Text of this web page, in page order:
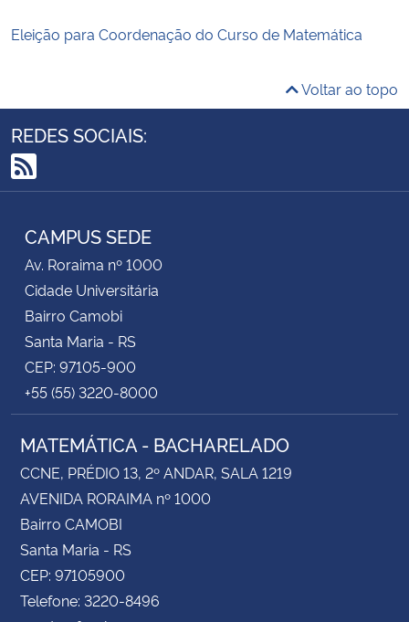
Eleição para Coordenação do Curso de Matemática
Voltar ao topo
REDES SOCIAIS:
RSS
CAMPUS SEDE
Av. Roraima nº 1000
Cidade Universitária
Bairro Camobi
Santa Maria - RS
CEP: 97105-900
+55 (55) 3220-8000
MATEMÁTICA - BACHARELADO
CCNE, PRÉDIO 13, 2º ANDAR, SALA 1219
AVENIDA RORAIMA nº 1000
Bairro CAMOBI
Santa Maria - RS
CEP: 97105900
Telefone: 3220-8496